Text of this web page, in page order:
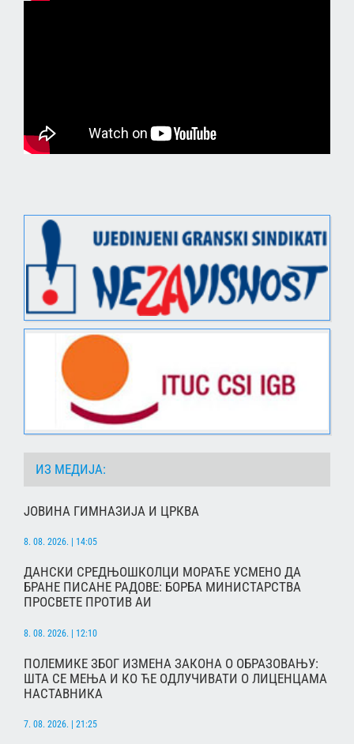
ИЗ МЕДИЈА:
ЈОВИНА ГИМНАЗИЈА И ЦРКВА
8. 08. 2026. | 14:05
ДАНСКИ СРЕДЊОШКОЛЦИ МОРАЋЕ УСМЕНО ДА
БРАНЕ ПИСАНЕ РАДОВЕ: БОРБА МИНИСТАРСТВА
ПРОСВЕТЕ ПРОТИВ АИ
8. 08. 2026. | 12:10
ПОЛЕМИКЕ ЗБОГ ИЗМЕНА ЗАКОНА О ОБРАЗОВАЊУ:
ШТА СЕ МЕЊА И КО ЋЕ ОДЛУЧИВАТИ О ЛИЦЕНЦАМА
НАСТАВНИКА
7. 08. 2026. | 21:25